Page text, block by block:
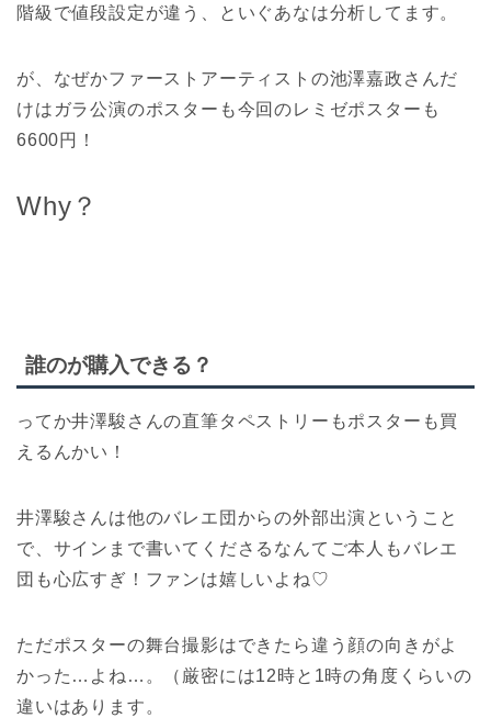
階級で値段設定が違う、といぐあなは分析してます。
が、なぜかファーストアーティストの池澤嘉政さんだ
けはガラ公演のポスターも今回のレミゼポスターも
6600円！
Why？
誰のが購入できる？
ってか井澤駿さんの直筆タペストリーもポスターも買
えるんかい！
井澤駿さんは他のバレエ団からの外部出演ということ
で、サインまで書いてくださるなんてご本人もバレエ
団も心広すぎ！ファンは嬉しいよね♡
ただポスターの舞台撮影はできたら違う顔の向きがよ
かった…よね…。（厳密には12時と1時の角度くらいの
違いはあります。